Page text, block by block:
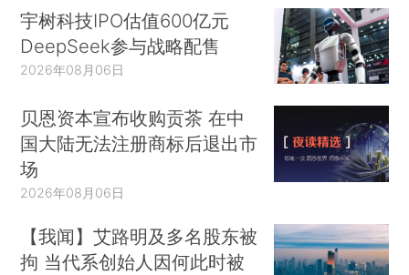
宇树科技IPO估值600亿元
DeepSeek参与战略配售
2026年08月06日
贝恩资本宣布收购贡茶 在中
国大陆无法注册商标后退出市
场
2026年08月06日
【我闻】艾路明及多名股东被
拘 当代系创始人因何此时被